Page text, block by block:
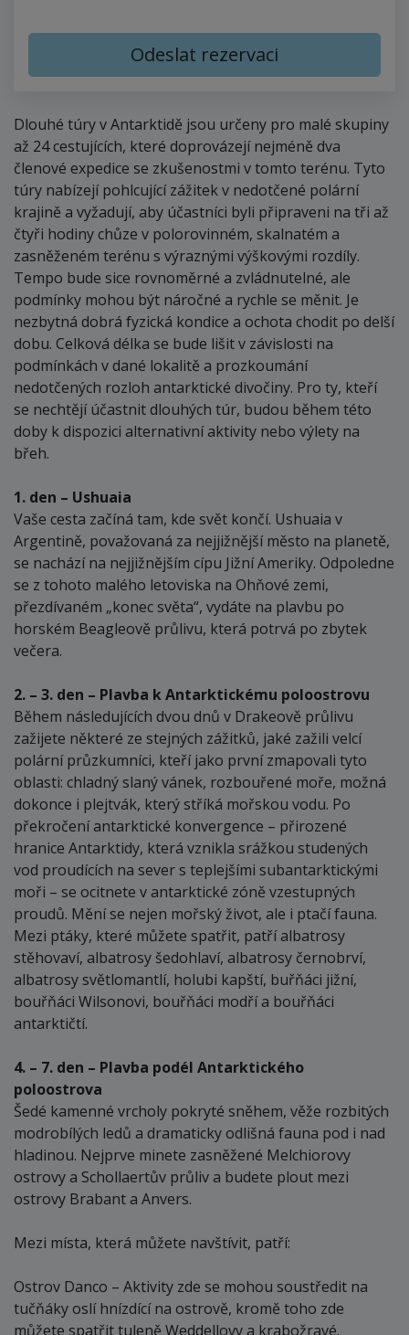
Odeslat rezervaci
Dlouhé túry v Antarktidě jsou určeny pro malé skupiny
až 24 cestujících, které doprovázejí nejméně dva
členové expedice se zkušenostmi v tomto terénu. Tyto
túry nabízejí pohlcující zážitek v nedotčené polární
krajině a vyžadují, aby účastníci byli připraveni na tři až
čtyři hodiny chůze v polorovinném, skalnatém a
zasněženém terénu s výraznými výškovými rozdíly.
Tempo bude sice rovnoměrné a zvládnutelné, ale
podmínky mohou být náročné a rychle se měnit. Je
nezbytná dobrá fyzická kondice a ochota chodit po delší
dobu. Celková délka se bude lišit v závislosti na
podmínkách v dané lokalitě a prozkoumání
nedotčených rozloh antarktické divočiny. Pro ty, kteří
se nechtějí účastnit dlouhých túr, budou během této
doby k dispozici alternativní aktivity nebo výlety na
břeh.
1. den – Ushuaia
Vaše cesta začíná tam, kde svět končí. Ushuaia v
Argentině, považovaná za nejjižnější město na planetě,
se nachází na nejjižnějším cípu Jižní Ameriky. Odpoledne
se z tohoto malého letoviska na Ohňové zemi,
přezdívaném „konec světa“, vydáte na plavbu po
horském Beagleově průlivu, která potrvá po zbytek
večera.
2. – 3. den – Plavba k Antarktickému poloostrovu
Během následujících dvou dnů v Drakeově průlivu
zažijete některé ze stejných zážitků, jaké zažili velcí
polární průzkumníci, kteří jako první zmapovali tyto
oblasti: chladný slaný vánek, rozbouřené moře, možná
dokonce i plejtvák, který stříká mořskou vodu. Po
překročení antarktické konvergence – přirozené
hranice Antarktidy, která vznikla srážkou studených
vod proudících na sever s teplejšími subantarktickými
moři – se ocitnete v antarktické zóně vzestupných
proudů. Mění se nejen mořský život, ale i ptačí fauna.
Mezi ptáky, které můžete spatřit, patří albatrosy
stěhovaví, albatrosy šedohlaví, albatrosy černobrví,
albatrosy světlomantlí, holubi kapští, buřňáci jižní,
bouřňáci Wilsonovi, bouřňáci modří a bouřňáci
antarktičtí.
4. – 7. den – Plavba podél Antarktického
poloostrova
Šedé kamenné vrcholy pokryté sněhem, věže rozbitých
modrobílých ledů a dramaticky odlišná fauna pod i nad
hladinou. Nejprve minete zasněžené Melchiorovy
ostrovy a Schollaertův průliv a budete plout mezi
ostrovy Brabant a Anvers.
Mezi místa, která můžete navštívit, patří:
Ostrov Danco – Aktivity zde se mohou soustředit na
tučňáky oslí hnízdící na ostrově, kromě toho zde
můžete spatřit tuleně Weddellovy a krabožravé.